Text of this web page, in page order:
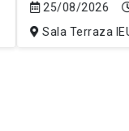
25/08/2026
Sala Terraza